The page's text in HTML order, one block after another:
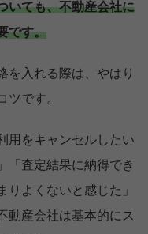
いても、不動産会社に
です。
を入れる際は、やはり
ツです。
用をキャンセルしたい
「査定結果に納得でき
りよくないと感じた」
動産会社は基本的にス